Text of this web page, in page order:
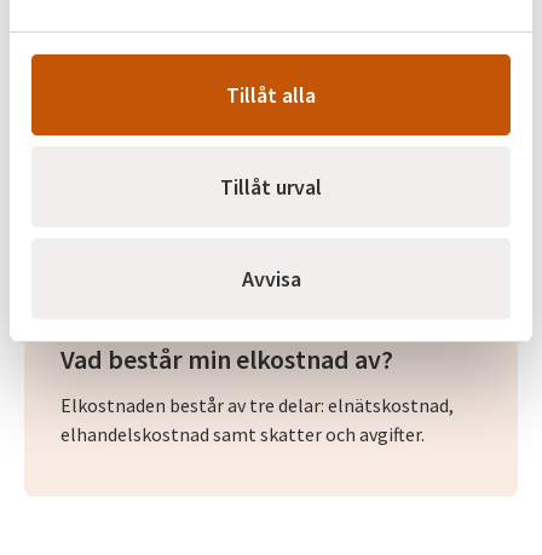
Tillåt alla
Tillåt urval
Avvisa
elhandel?
För att ha el hemma behöver du två avtal – ett
elnätsavtal och ett elhandelsavtal. Elnätet
transporterar elen till dig, medan
Billinge Energi är det elhandelsbolag vi
Vad består min elkostnad av?
Elkostnaden består av tre delar: elnätskostnad,
elhandelskostnad samt skatter och avgifter.